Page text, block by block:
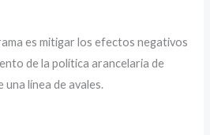
es mitigar los efectos negativos
de la política arancelaria de
una línea de avales.